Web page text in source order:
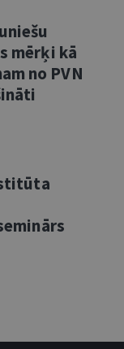
mērķi kā
no PVN